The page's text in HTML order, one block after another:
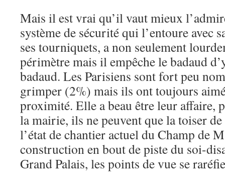
Mais il est vrai qu’il vaut mieux
système de sécurité qui l’entoure avec
ses tourniquets, a non seulement
périmètre mais il empêche le badaud
badaud. Les Parisiens sont fort peu
grimper (2%) mais ils ont toujours
proximité. Elle a beau être leur affaire,
la mairie, ils ne peuvent que la toiser
l’état de chantier actuel du Champ de
construction en bout de piste du soi-
Grand Palais, les points de vue se